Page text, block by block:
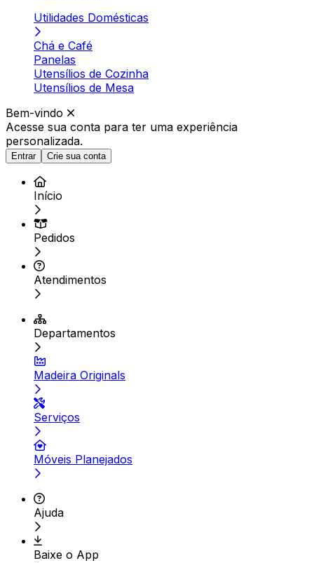
Utilidades Domésticas
Chá e Café
Panelas
Utensílios de Cozinha
Utensílios de Mesa
Bem-vindo
Acesse sua conta para ter uma experiência
personalizada.
Entrar Crie sua conta
Início
Pedidos
Atendimentos
Departamentos
Madeira Originals
Serviços
Móveis Planejados
Ajuda
Baixe o App